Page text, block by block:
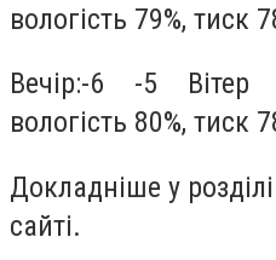
вологість 79%, тиск
Вечір:-6 -5
вологість 80%, тиск
Докладніше у
сайті.